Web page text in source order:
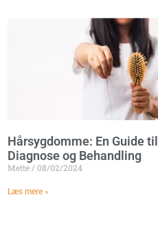
Hårsygdomme: En Guide til
Diagnose og Behandling
Mette 08/02/2024
Læs mere »